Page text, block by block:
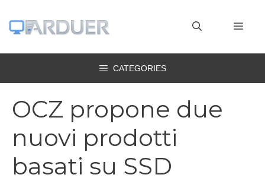
CATEGORIES
OCZ propone due
nuovi prodotti
basati su SSD